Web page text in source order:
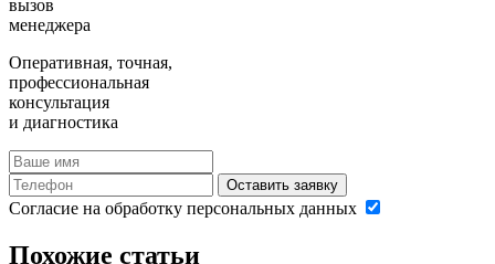
вызов
менеджера
Оперативная, точная,
профессиональная
консультация
и диагностика
Оставить заявку
Согласие на обработку персональных данных
Похожие статьи